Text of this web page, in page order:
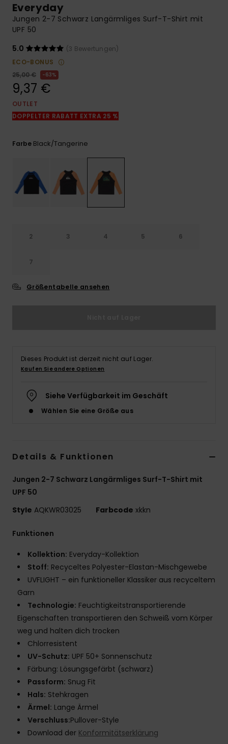
Finden Sie
Antworten auf
Fragen sowie
unser
Everyday
Jungen 2-7 Schwarz Langärmliges Surf-T-Shirt mit
UPF 50
5.0
(3 Bewertungen)
ECO-BONUS
25,00 €
63%
9,37 €
OUTLET
DOPPELTER RABATT EXTRA 25 %
Farbe Black/tangerine
2 3 4 5 6
7
Größentabelle ansehen
Dieses Produkt ist derzeit nicht auf Lager.
Kaufen Sie andere Optionen
Siehe Verfügbarkeit im Geschäft
Wählen Sie eine Größe aus
Details & Funktionen
Jungen 2-7 Schwarz Langärmliges Surf-T-Shirt mit
UPF 50
Style AQKWR03025 Farbcode xkkn
Funktionen
Kollektion: Everyday-Kollektion
Stoff: Recyceltes Polyester-Elastan-Mischgewebe
UVFLIGHT – ein funktioneller Klassiker aus recyceltem
Garn
Technologie: Feuchtigkeitstransportierende
Eigenschaften transportieren den Schweiß vom Körper
weg und halten dich trocken
Chlorresistent
UV-Schutz: UPF 50+ Sonnenschutz
Färbung: Lösungsgefärbt (schwarz)
Passform: Snug Fit
Hals: Stehkragen
Ärmel: Lange Ärmel
Verschluss:Pullover-Style
Download der Konformitätserklärung